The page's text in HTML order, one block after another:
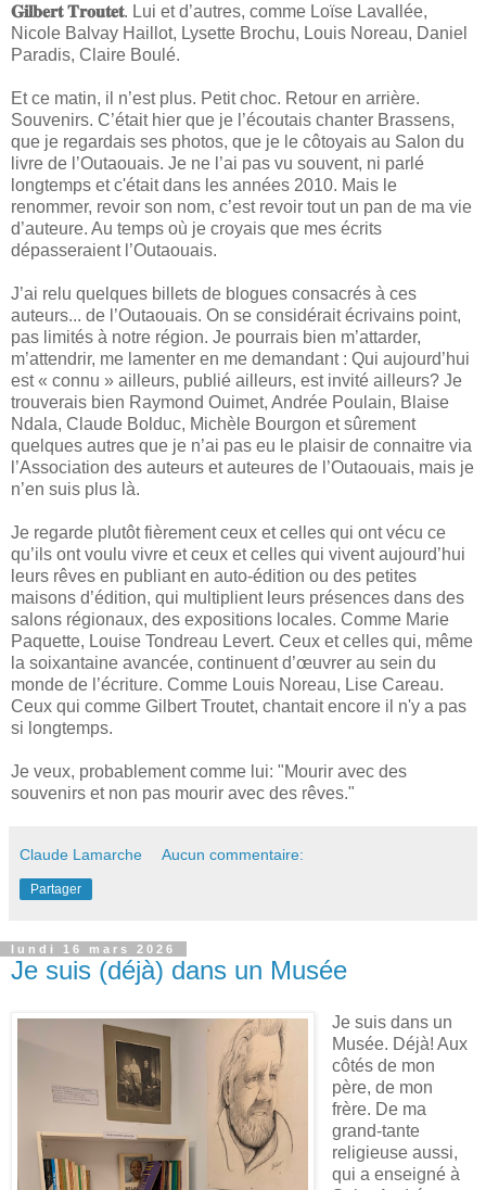
𝐆𝐢𝐥𝐛𝐞𝐫𝐭 𝐓𝐫𝐨𝐮𝐭𝐞𝐭. Lui et d’autres, comme Loïse Lavallée,
Nicole Balvay Haillot, Lysette Brochu, Louis Noreau, Daniel
Paradis, Claire Boulé.
Et ce matin, il n’est plus. Petit choc. Retour en arrière.
Souvenirs. C’était hier que je l’écoutais chanter Brassens,
que je regardais ses photos, que je le côtoyais au Salon du
livre de l’Outaouais. Je ne l’ai pas vu souvent, ni parlé
longtemps et c'était dans les années 2010. Mais le
renommer, revoir son nom, c’est revoir tout un pan de ma vie
d’auteure. Au temps où je croyais que mes écrits
dépasseraient l’Outaouais.
J’ai relu quelques billets de blogues consacrés à ces
auteurs... de l’Outaouais. On se considérait écrivains point,
pas limités à notre région. Je pourrais bien m’attarder,
m’attendrir, me lamenter en me demandant : Qui aujourd’hui
est « connu » ailleurs, publié ailleurs, est invité ailleurs? Je
trouverais bien Raymond Ouimet, Andrée Poulain, Blaise
Ndala, Claude Bolduc, Michèle Bourgon et sûrement
quelques autres que je n’ai pas eu le plaisir de connaitre via
l’Association des auteurs et auteures de l’Outaouais, mais je
n’en suis plus là.
Je regarde plutôt fièrement ceux et celles qui ont vécu ce
qu’ils ont voulu vivre et ceux et celles qui vivent aujourd’hui
leurs rêves en publiant en auto-édition ou des petites
maisons d’édition, qui multiplient leurs présences dans des
salons régionaux, des expositions locales. Comme Marie
Paquette, Louise Tondreau Levert. Ceux et celles qui, même
la soixantaine avancée, continuent d’œuvrer au sein du
monde de l’écriture. Comme Louis Noreau, Lise Careau.
Ceux qui comme Gilbert Troutet, chantait encore il n'y a pas
si longtemps.
Je veux, probablement comme lui: "Mourir avec des
souvenirs et non pas mourir avec des rêves."
Claude Lamarche Aucun commentaire:
Partager
lundi 16 mars 2026
Je suis (déjà) dans un Musée
Je suis dans un
Musée. Déjà! Aux
côtés de mon
père, de mon
frère. De ma
grand-tante
religieuse aussi,
qui a enseigné à